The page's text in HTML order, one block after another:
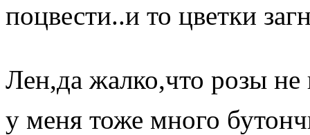
поцвести..и то цветки
Лен,да жалко,что розы
у меня тоже много